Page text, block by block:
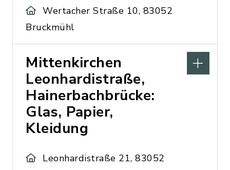
Wertacher Straße 10, 83052
Bruckmühl
Mittenkirchen
Leonhardistraße,
Hainerbachbrücke:
Glas, Papier,
Kleidung
Leonhardistraße 21, 83052